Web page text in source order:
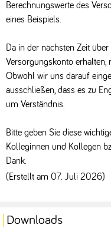
Berechnungswerte des
eines Beispiels.
Da in der nächsten Zeit
Versorgungskonto erhalten,
Obwohl wir uns darauf
ausschließen, dass es zu
um Verständnis.
Bitte geben Sie diese
Kolleginnen und Kollegen
Dank.
(Erstellt am 07. Juli 2026)
Downloads